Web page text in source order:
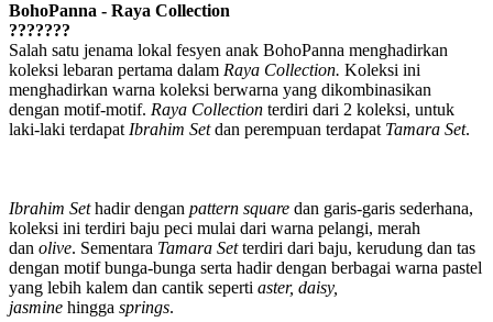
BohoPanna - Raya Collection
???????
Salah satu jenama lokal fesyen anak BohoPanna menghadirkan
koleksi lebaran pertama dalam Raya Collection. Koleksi ini
menghadirkan warna koleksi berwarna yang dikombinasikan
dengan motif-motif. Raya Collection terdiri dari 2 koleksi, untuk
laki-laki terdapat Ibrahim Setdan perempuan terdapat Tamara Set.
Ibrahim Sethadir dengan pattern square dan garis-garis sederhana,
koleksi ini terdiri baju peci mulai dari warna pelangi, merah
dan olive. Sementara Tamara Setterdiri dari baju, kerudung dan tas
dengan motif bunga-bunga serta hadir dengan berbagai warna pastel
yang lebih kalem dan cantik seperti aster, daisy,
jasmine hingga springs.